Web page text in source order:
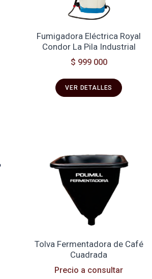
Fumigadora Eléctrica Royal
Condor La Pila Industrial
$ 999 000
VER DETALLES
Tolva Fermentadora de Café
Cuadrada
Precio a consultar